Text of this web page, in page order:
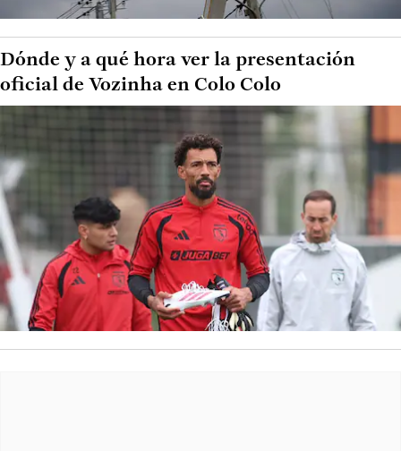
Dónde y a qué hora ver la presentación
oficial de Vozinha en Colo Colo